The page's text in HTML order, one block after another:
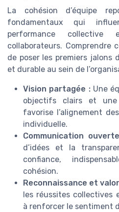
La cohésion d’équipe
fondamentaux qui
performance collective
collaborateurs. Comprendre
de poser les premiers jalons
et durable au sein de
Vision partagée :Une
objectifs clairs et une
favorise l’alignement
individuelle.
Communication
d’idées et la
confiance,
cohésion.
Reconnaissance et
les réussites collectives
à renforcer le sentiment